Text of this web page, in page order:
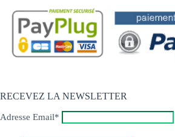
RECEVEZ LA NEWSLETTER
Adresse Email*